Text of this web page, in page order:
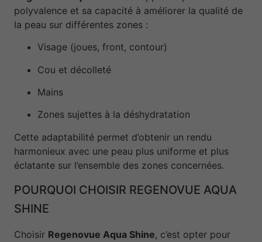
polyvalence et sa capacité à améliorer la qualité de
la peau sur différentes zones :
Visage (joues, front, contour)
Cou et décolleté
Mains
Zones sujettes à la déshydratation
Cette adaptabilité permet d’obtenir un rendu
harmonieux avec une peau plus uniforme et plus
éclatante sur l’ensemble des zones concernées.
POURQUOI CHOISIR REGENOVUE AQUA
SHINE
Choisir Regenovue Aqua Shine, c’est opter pour